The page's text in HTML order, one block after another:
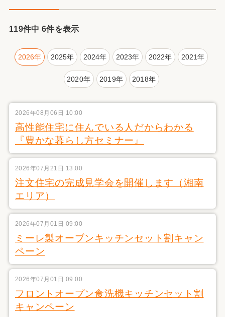
119件中 6件を表示
2026年 2025年 2024年 2023年 2022年 2021年
2020年 2019年 2018年
2026年08月06日 10:00
高性能住宅に住んでいる人だからわかる
『豊かな暮らし方セミナー』
2026年07月21日 13:00
注文住宅の完成見学会を開催します（湘南
エリア）
2026年07月01日 09:00
ミーレ製オーブンキッチンセット割キャン
ペーン
2026年07月01日 09:00
フロントオープン食洗機キッチンセット割
キャンペーン